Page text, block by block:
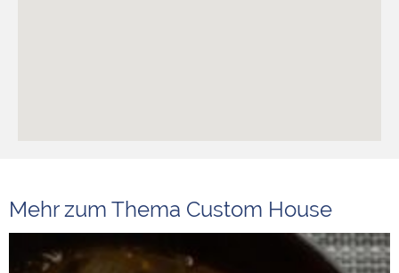
Mehr zum Thema Custom House